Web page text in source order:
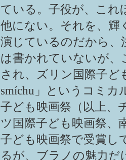
ている。子役が、これ
他にない。それを、輝
演じているのだから、
は書かれていないが、
され、ズリン国際子ど
smíchu」というコミカ
子ども映画祭（以上、
ツ国際子ども映画祭、
子ども映画祭で受賞し
るが、ブラノの魅力